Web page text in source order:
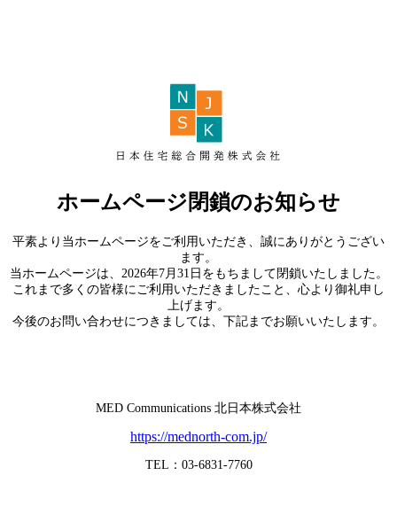
ホームページ閉鎖のお知らせ
平素より当ホームページをご利用いただき、誠にありがとうござい
ます。
当ホームページは、2026年7月31日をもちまして閉鎖いたしました。
これまで多くの皆様にご利用いただきましたこと、心より御礼申し
上げます。
今後のお問い合わせにつきましては、下記までお願いいたします。
MED Communications 北日本株式会社
https://mednorth-com.jp/
TEL：03-6831-7760